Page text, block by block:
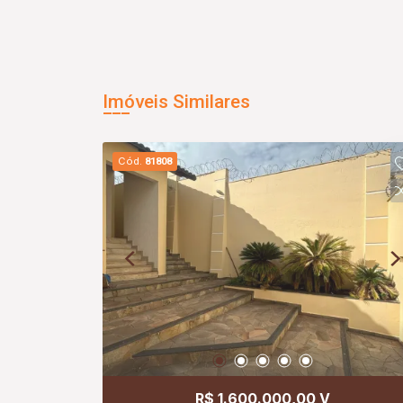
Imóveis Similares
Cód. 81808
R$ 1.600.000,00 V